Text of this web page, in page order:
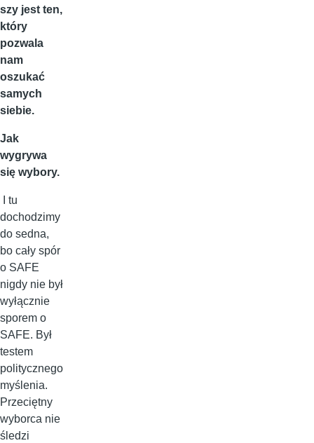
szy jest ten,
który
pozwala
nam
oszukać
samych
siebie.
Jak
wygrywa
się wybory.
I tu
dochodzimy
do sedna,
bo cały spór
o SAFE
nigdy nie był
wyłącznie
sporem o
SAFE. Był
testem
politycznego
myślenia.
Przeciętny
wyborca nie
śledzi